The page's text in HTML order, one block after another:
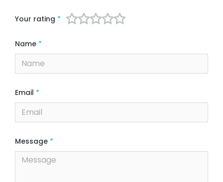
Your rating *
Name *
Email *
Message *